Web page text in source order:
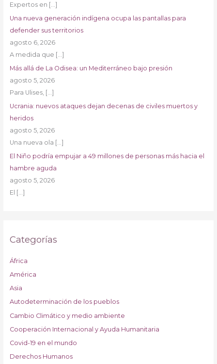
Expertos en […]
Una nueva generación indígena ocupa las pantallas para
defender sus territorios
agosto 6, 2026
A medida que […]
Más allá de La Odisea: un Mediterráneo bajo presión
agosto 5, 2026
Para Ulises, […]
Ucrania: nuevos ataques dejan decenas de civiles muertos y
heridos
agosto 5, 2026
Una nueva ola […]
El Niño podría empujar a 49 millones de personas más hacia el
hambre aguda
agosto 5, 2026
El […]
Categorías
África
América
Asia
Autodeterminación de los pueblos
Cambio Climático y medio ambiente
Cooperación Internacional y Ayuda Humanitaria
Covid-19 en el mundo
Derechos Humanos